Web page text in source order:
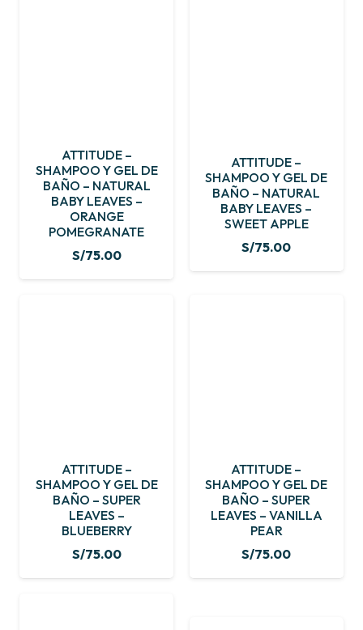
ATTITUDE –
SHAMPOO Y GEL DE
BAÑO – NATURAL
BABY LEAVES –
ORANGE
POMEGRANATE
S/75.00
ATTITUDE –
SHAMPOO Y GEL DE
BAÑO – NATURAL
BABY LEAVES –
SWEET APPLE
S/75.00
ATTITUDE –
SHAMPOO Y GEL DE
BAÑO – SUPER
LEAVES –
BLUEBERRY
S/75.00
ATTITUDE –
SHAMPOO Y GEL DE
BAÑO – SUPER
LEAVES – VANILLA
PEAR
S/75.00